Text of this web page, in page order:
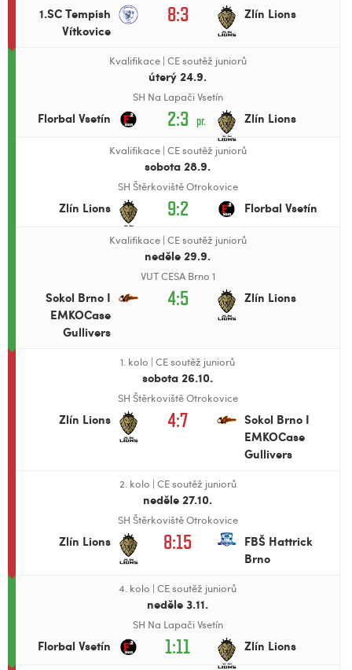
1.SC Tempish
Vítkovice
8:3 Zlín Lions
Kvalifikace| CE soutěž juniorů
úterý 24.9.
SH Na Lapači Vsetín
Florbal Vsetín 2:3 pr. Zlín Lions
Kvalifikace| CE soutěž juniorů
sobota 28.9.
SH Štěrkoviště Otrokovice
Zlín Lions 9:2 Florbal Vsetín
Kvalifikace| CE soutěž juniorů
neděle 29.9.
VUT CESA Brno 1
Sokol Brno I
EMKOCase
Gullivers
4:5 Zlín Lions
1. kolo | CE soutěž juniorů
sobota 26.10.
SH Štěrkoviště Otrokovice
Zlín Lions 4:7
Sokol Brno I
EMKOCase
Gullivers
2. kolo | CE soutěž juniorů
neděle 27.10.
SH Štěrkoviště Otrokovice
Zlín Lions 8:15
FBŠ Hattrick
Brno
4. kolo | CE soutěž juniorů
neděle 3.11.
SH Na Lapači Vsetín
Florbal Vsetín 1:11 Zlín Lions